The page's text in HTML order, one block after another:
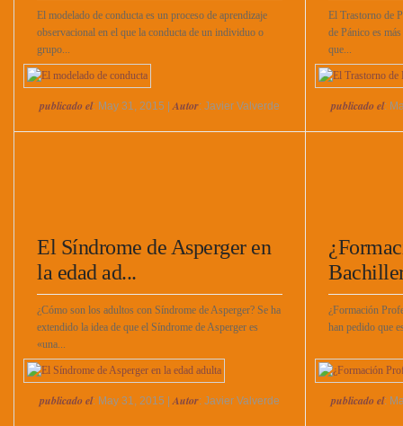
El modelado de conducta es un proceso de aprendizaje
observacional en el que la conducta de un individuo o
grupo...
publicado el: May 31, 2015 |Autor: Javier Valverde
El Trastorno de
de Pánico es
que...
publicado el:
El Síndrome de Asperger en
la edad ad...
¿Cómo son los adultos con Síndrome de Asperger? Se ha
extendido la idea de que el Síndrome de Asperger es
«una...
publicado el: May 31, 2015 |Autor: Javier Valverde
¿Formación
han pedido que
publicado el: